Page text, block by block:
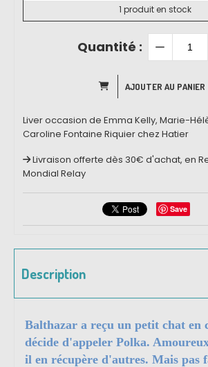
1 produit en stock
Quantité :
AJOUTER AU PANIER
Liver occasion de Emma Kelly, Marie-
Caroline Fontaine Riquier chez Hatier
Livraison offerte dès 30€ d'achat, en
Mondial Relay
Save
Description
Balthazar a reçu un petit chat en
décide d'appeler Polka.
il en récupère d'autres. Mais pas